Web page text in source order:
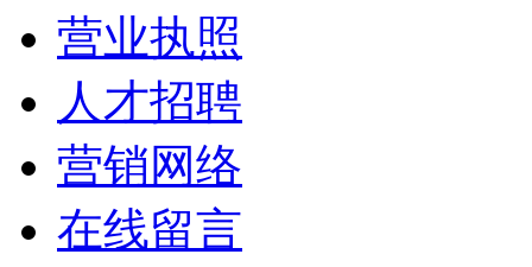
营业执照
人才招聘
营销网络
在线留言